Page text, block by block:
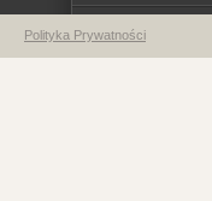
Polityka Prywatności